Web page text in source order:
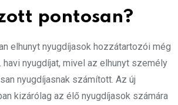
pontosan?
elhunyt nyugdíjasok hozzátartozói még
havi nyugdíjat, mivel az elhunyt személy
nyugdíjasnak számított. Az új
kizárólag az élő nyugdíjasok számára